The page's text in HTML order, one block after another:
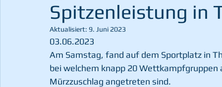
Spitzenleistung in
Aktualisiert: 9. Juni 2023
03.06.2023
Am Samstag, fand auf dem Sportplatz in
bei welchem knapp 20
Mürzzuschlag angetreten sind.